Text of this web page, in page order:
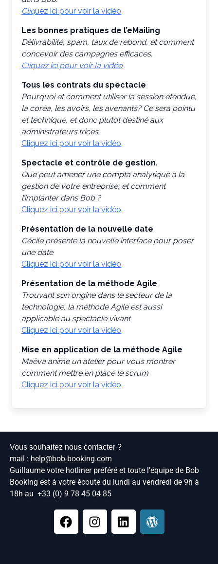
Cliquez ici pour voir la vidéo
Les bonnes pratiques de l’eMailing
Délivrabilité, spam, taux de rebond, et comment
concevoir des campagnes efficaces.
Cliquez ici pour voir la vidéo
Tous les contrats du spectacle
Pourquoi et comment utiliser la session étendue,
la coréa, les avoirs, les avenants? Ce sera pointu
et technique, et donc plutôt destiné aux
administrateurs.trices
Cliquez ici pour voir la vidéo
Spectacle et contrôle de gestion.
Que peut amener une compta analytique à la
gestion de votre entreprise, et comment
l’implanter dans Bob ?
Cliquez ici pour voir la vidéo
Présentation de la nouvelle date
Cécile présente la nouvelle interface pour poser
une date
Cliquez ici pour voir la vidéo
Présentation de la méthode Agile
Trouvant son origine dans le secteur de la
technologie, la méthode Agile est aussi
applicable au spectacle vivant
Cliquez ici pour voir la vidéo
Mise en application de la méthode Agile
Maëva anime un atelier pour vous montrer
comment mettre en place le scrum
Cliquez ici pour voir la vidéo
Vous souhaitez nous contacter ?
mail : help@bob-booking.com
Guillaume votre hotliner préféré et toute l’équipe de Bob
Booking est à votre écoute du lundi au vendredi de 9h à
18h au +33 (0) 9 78 45 04 85